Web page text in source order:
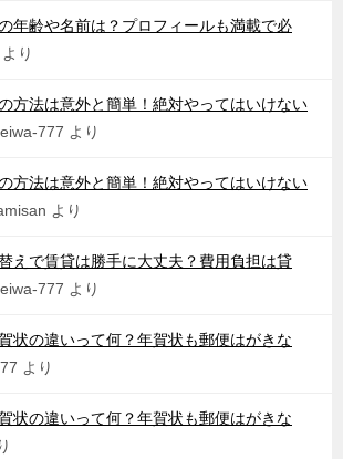
年齢や名前は？プロフィールも満載で必
より
方法は意外と簡単！絶対やってはいけない
777 より
方法は意外と簡単！絶対やってはいけない
より
えで賃貸は勝手に大丈夫？費用負担は貸
777 より
状の違いって何？年賀状も郵便はがきな
より
状の違いって何？年賀状も郵便はがきな